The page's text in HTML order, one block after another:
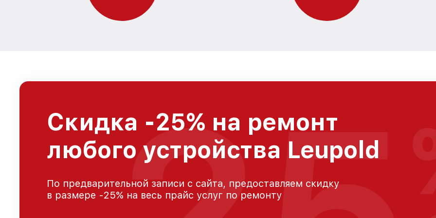
Скидка -25% на ремонт
любого устройства Leupold
По предварительной записи с сайта, предоставляем скидку
в размере -25% на весь прайс услуг по ремонту